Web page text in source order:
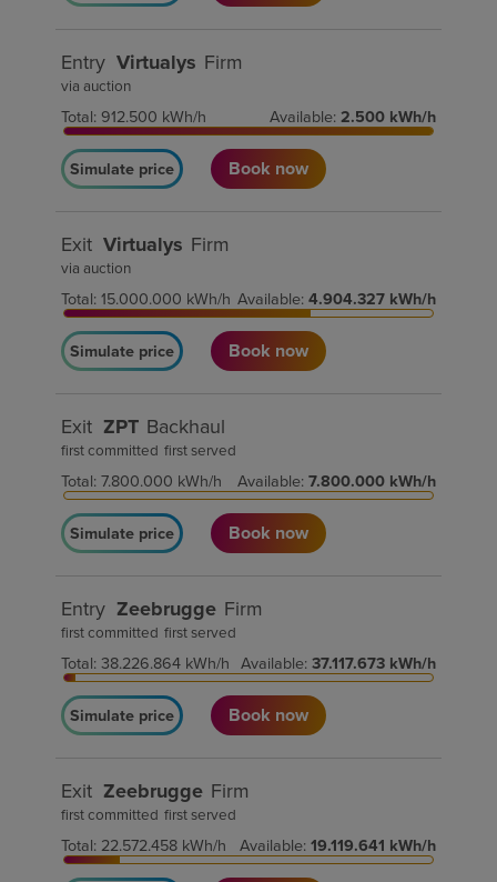
Entry Virtualys Firm
via auction
Total: 912.500 kWh/h Available:2.500 kWh/h
Simulate price Book now
Exit Virtualys Firm
via auction
Total:15.000.000 kWh/h Available:4.904.327 kWh/h
Simulate price Book now
Exit ZPT Backhaul
first committed first served
Total:7.800.000 kWh/h Available:7.800.000 kWh/h
Simulate price Book now
Entry Zeebrugge Firm
first committed first served
Total:38.226.864 kWh/h Available:37.117.673 kWh/h
Simulate price Book now
Exit Zeebrugge Firm
first committed first served
Total: 22.572.458 kWh/h Available:19.119.641 kWh/h